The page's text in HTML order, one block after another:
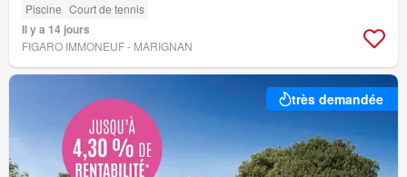
Piscine Court de tennis
Il y a 14 jours
FIGARO IMMONEUF - MARIGNAN
très demandée